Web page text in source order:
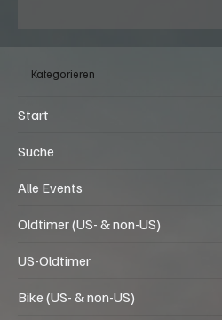
Sonntag, 09.08.2026,
Kategorieren
Start
Suche
Alle Events
Oldtimer (US- & non-US)
US-Oldtimer
Bike (US- & non-US)